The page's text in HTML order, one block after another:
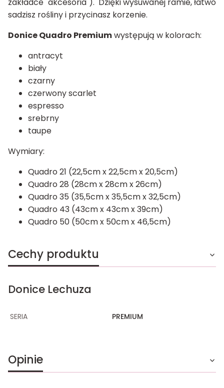
sadzisz rośliny i przycinasz korzenie.
Donice Quadro Premiumwystępują w kolorach:
antracyt
biały
czarny
czerwony scarlet
espresso
srebrny
taupe
Wymiary:
Quadro 21 (22,5cm x 22,5cm x 20,5cm)
Quadro 28 (28cm x 28cm x 26cm)
Quadro 35 (35,5cm x 35,5cm x 32,5cm)
Quadro 43 (43cm x 43cm x 39cm)
Quadro 50 (50cm x 50cm x 46,5cm)
Cechy produktu
Donice Lechuza
SERIA PREMIUM
Opinie